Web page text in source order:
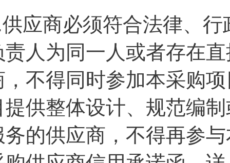
供应商必须符合法律、
责人为同一人或者存在
，不得同时参加本采购
提供整体设计、规范编
务的供应商，不得再参